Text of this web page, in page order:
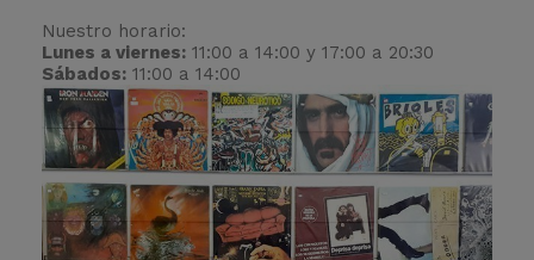
Nuestro horario:
Lunes a viernes: 11:00 a 14:00 y 17:00 a 20:30
Sábados: 11:00 a 14:00